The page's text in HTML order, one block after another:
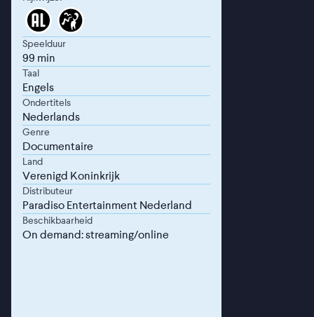
Speelduur
99 min
Taal
Engels
Ondertitels
Nederlands
Genre
Documentaire
Land
Verenigd Koninkrijk
Distributeur
Paradiso Entertainment Nederland
Beschikbaarheid
On demand: streaming/online